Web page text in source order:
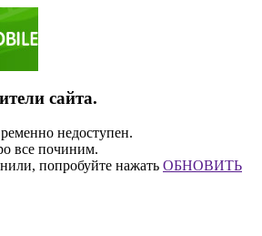
сайта.
недоступен.
все починим.
попробуйте нажать ОБНОВИТЬ